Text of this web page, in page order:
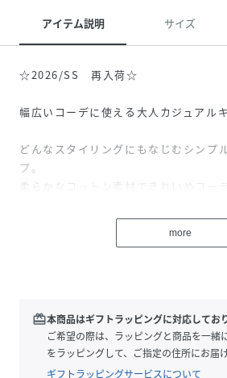
アイテム説明 サイズ
☆2026/SS 再入荷☆
幅広いコーデに使える大人カジュアル
どんなスタイリングにもなじむシンプ
プ。
柔らかなコットン素材できれいめコー
通気性の良いメッシュ素材の裏地は接
※再入荷の場合、生産時期が異なるた
デザイン等多少異なる場合がございま
more
redeem本商品はギフトラッピングに対応してお
ご希望の際は、ラッピングと商品を一緒
をラッピングして、ご指定の住所にお届け
ギフトラッピングサービスについて